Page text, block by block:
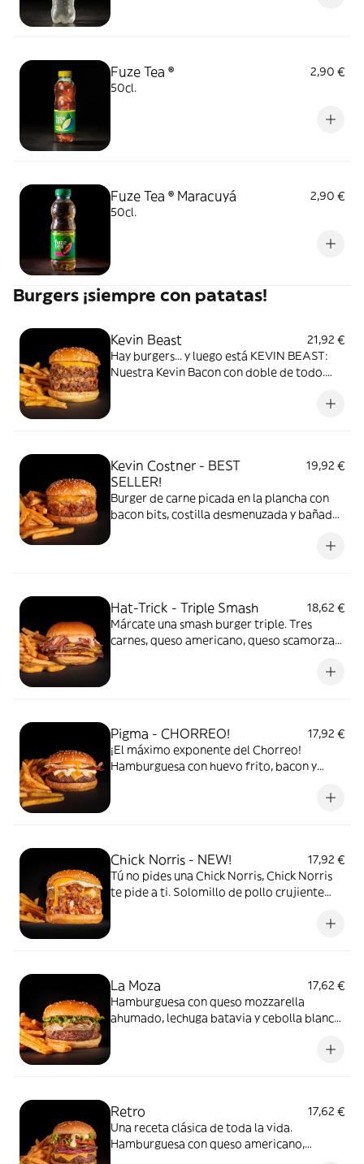
Fuze Tea ®
2,90 €
50cl.
Fuze Tea ® Maracuyá
2,90 €
50cl.
Burgers ¡siempre con patatas!
Kevin Beast
21,92 €
Hay burgers... y luego está KEVIN BEAST:
Nuestra Kevin Bacon con doble de todo.
doble de bacon bits, doble cebolla crunchy
Kevin Costner - BEST
SELLER!
19,92 €
Burger de carne picada en la plancha con
bacon bits, costilla desmenuzada y bañada
queso americano. Acompañada de patatas
Hat-Trick - Triple Smash
18,62 €
Márcate una smash burger triple. Tres
carnes, queso americano, queso scamorza
salsa 50 Burger Spread. Acompañada de
Pigma - CHORREO!
17,92 €
¡El máximo exponente del Chorreo!
Hamburguesa con huevo frito, bacon y
Chick Norris - NEW!
17,92 €
Tú no pides una Chick Norris, Chick Norris
te pide a ti. Solomillo de pollo crujiente
bacon bits, cebolla crunchy y huevo frito.
La Moza
17,62 €
Hamburguesa con queso mozzarella
ahumado, lechuga batavia y cebolla blanca
Retro
17,62 €
Una receta clásica de toda la vida.
Hamburguesa con queso americano,